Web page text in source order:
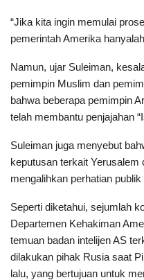
“Jika kita ingin memulai
pemerintah Amerika
Namun, ujar Suleiman,
pemimpin Muslim dan
bahwa beberapa pemimpin
telah membantu penjajahan
Suleiman juga menyebut
keputusan terkait Yerusalem
mengalihkan perhatian
Seperti diketahui, sejumlah
Departemen Kehakiman
temuan badan intelijen AS
dilakukan pihak Rusia saat
lalu, yang bertujuan untuk